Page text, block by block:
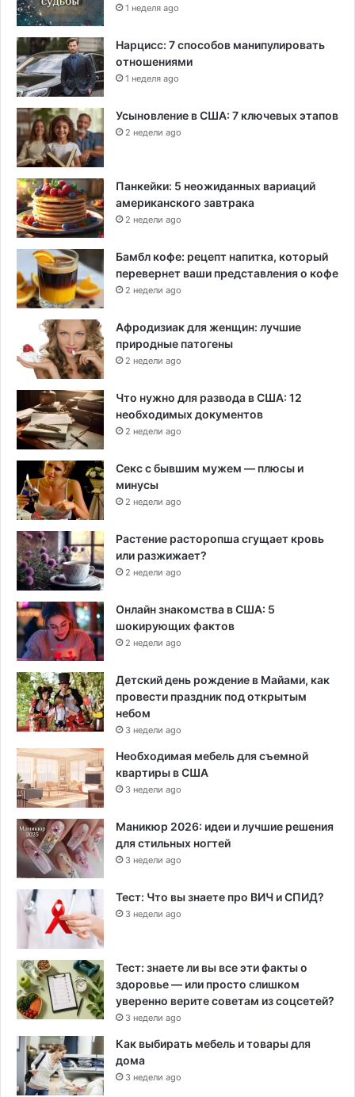
1 неделя ago
Нарцисс: 7 способов манипулировать
отношениями
1 неделя ago
Усыновление в США: 7 ключевых этапов
2 недели ago
Панкейки: 5 неожиданных вариаций
американского завтрака
2 недели ago
Бамбл кофе: рецепт напитка, который
перевернет ваши представления о кофе
2 недели ago
Афродизиак для женщин: лучшие
природные патогены
2 недели ago
Что нужно для развода в США: 12
необходимых документов
2 недели ago
Секс с бывшим мужем — плюсы и
минусы
2 недели ago
Растение расторопша сгущает кровь
или разжижает?
2 недели ago
Онлайн знакомства в США: 5
шокирующих фактов
2 недели ago
Детский день рождение в Майами, как
провести праздник под открытым
небом
3 недели ago
Необходимая мебель для съемной
квартиры в США
3 недели ago
Маникюр 2026: идеи и лучшие решения
для стильных ногтей
3 недели ago
Тест: Что вы знаете про ВИЧ и СПИД?
3 недели ago
Тест: знаете ли вы все эти факты о
здоровье — или просто слишком
уверенно верите советам из соцсетей?
3 недели ago
Как выбирать мебель и товары для
дома
3 недели ago